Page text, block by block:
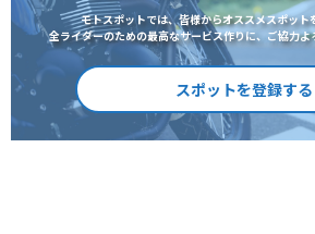
モトスポットでは、皆様からオススメスポット
全ライダーのための最高なサービス作りに、ご協力よ
スポットを登録する